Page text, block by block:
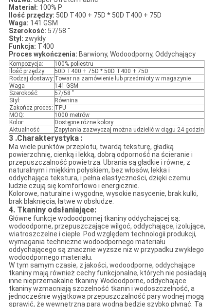
Materiał: 100% P
Ilość przędzy: 50D T400 + 75D * 50D T400 + 75D
Waga: 141 GSM
Szerokość: 57/58 ''
Styl: zwykły
Funkcja: T400
Proces wykończenia: Barwiony, Wodoodporny, Oddychający
Kompozycja:
100% poliestru
Ilość przędzy:
50D T400 + 75D * 50D T400 + 75D
Rodzaj dostawy: Towar na zamówienie lub przedmioty w magazynie
Waga
141 GSM
Szerokość:
57/58 "
Styl:
Równina
Zakończ proces: TPU
MOQ:
1000 metrów
Kolor:
Dostępne różne kolory
Aktualność
Zapytania zazwyczaj można udzielić w ciągu 24 godzin
3 .Charakterystyka :
Ma wiele punktów przeplotu, twardą teksturę, gładką
powierzchnię, cienką i lekką, dobrą odporność na ścieranie i
przepuszczalność powietrza. Ubrania są gładkie i równe, z
naturalnym i miękkim połyskiem, bez włosów, lekka i
oddychająca tekstura, i pełna elastyczności, dzięki czemu
ludzie czują się komfortowo i energicznie.
Kolorowe, naturalne i wygodne, wysokie nasycenie, brak kulki,
brak blaknięcia, łatwe w obsłudze.
4. Tkaniny odsłaniające:
Główne funkcje wodoodpornej tkaniny oddychającej są:
wodoodporne, przepuszczające wilgoć, oddychające, izolujące,
wiatroszczelne i ciepłe. Pod względem technologii produkcji,
wymagania techniczne wodoodpornego materiału
oddychającego są znacznie wyższe niż w przypadku zwykłego
wodoodpornego materiału.
W tym samym czasie, z jakości, wodoodporne, oddychające
tkaniny mają również cechy funkcjonalne, których nie posiadają
inne nieprzemakalne tkaniny. Wodoodporne, oddychające
tkaniny wzmacniają szczelność tkanin i wodoszczelność, a
jednocześnie wyjątkowa przepuszczalność pary wodnej mogą
sprawić, że wewnętrzna para wodna będzie szybko płynąć. Ta